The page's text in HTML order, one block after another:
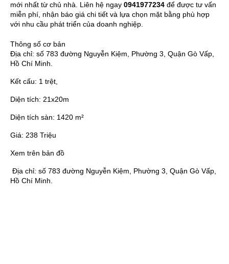
mới nhất từ chủ nhà. Liên hệ ngay 0941977234 để được tư vấn
miễn phí, nhận báo giá chi tiết và lựa chọn mặt bằng phù hợp
với nhu cầu phát triển của doanh nghiệp.
Thông số cơ bản
Địa chỉ: số 783 đường Nguyễn Kiệm, Phường 3, Quận Gò Vấp,
Hồ Chí Minh.
Kết cấu: 1 trệt,
Diện tích: 21x20m
Diện tích sàn: 1420 m²
Giá: 238 Triệu
Xem trên bản đồ
Địa chỉ: số 783 đường Nguyễn Kiệm, Phường 3, Quận Gò Vấp,
Hồ Chí Minh.